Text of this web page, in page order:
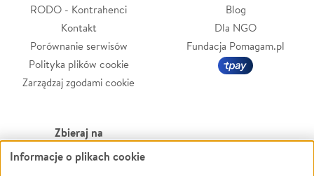
RODO - Kontrahenci
Kontakt
Porównanie serwisów
Polityka plików cookie
Zarządzaj zgodami cookie
Blog
Dla NGO
Fundacja Pomagam.pl
Zbieraj na
Leczenie
Informacje o plikach cookie